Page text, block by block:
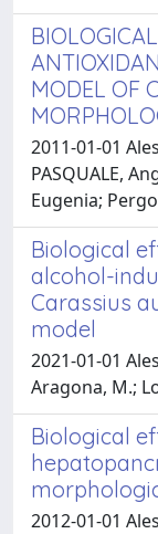
MODEL OF
2011-01-01
PASQUALE,
Eugenia;
Biological
alcohol-
Carassius
model
2021-01-01
Aragona, M.;
Biological
2012-01-01